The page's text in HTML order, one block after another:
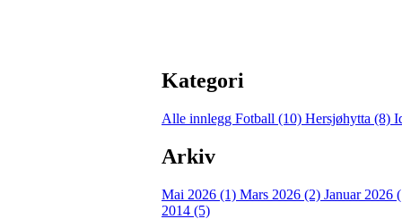
Kategori
Alle innlegg Fotball (10) Hersjøhytta (8)
Arkiv
Mai 2026 (1) Mars 2026 (2) Januar 2026
2014 (5)